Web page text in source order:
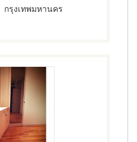
กรุงเทพมหานคร